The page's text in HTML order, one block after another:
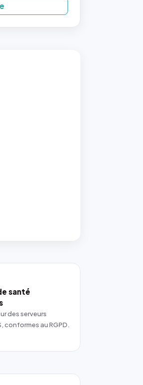
santé
des serveurs
conformes au RGPD.